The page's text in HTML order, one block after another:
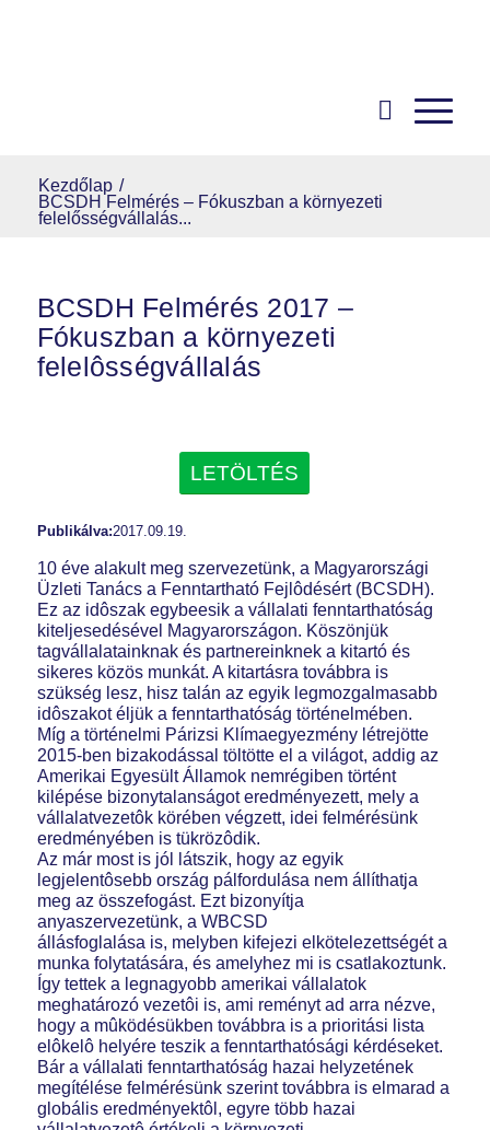
Kezdőlap /
BCSDH Felmérés – Fókuszban a környezeti
felelősségvállalás...
BCSDH Felmérés 2017 –
Fókuszban a környezeti
felelôsségvállalás
LETÖLTÉS
Publikálva:2017.09.19.
10 éve alakult meg szervezetünk, a Magyarországi
Üzleti Tanács a Fenntartható Fejlôdésért (BCSDH).
Ez az idôszak egybeesik a vállalati fenntarthatóság
kiteljesedésével Magyarországon. Köszönjük
tagvállalatainknak és partnereinknek a kitartó és
sikeres közös munkát. A kitartásra továbbra is
szükség lesz, hisz talán az egyik legmozgalmasabb
idôszakot éljük a fenntarthatóság történelmében.
Míg a történelmi Párizsi Klímaegyezmény létrejötte
2015-ben bizakodással töltötte el a világot, addig az
Amerikai Egyesült Államok nemrégiben történt
kilépése bizonytalanságot eredményezett, mely a
vállalatvezetôk körében végzett, idei felmérésünk
eredményében is tükrözôdik.
Az már most is jól látszik, hogy az egyik
legjelentôsebb ország pálfordulása nem állíthatja
meg az összefogást. Ezt bizonyítja
anyaszervezetünk, a WBCSD
állásfoglalása is, melyben kifejezi elkötelezettségét a
munka folytatására, és amelyhez mi is csatlakoztunk.
Így tettek a legnagyobb amerikai vállalatok
meghatározó vezetôi is, ami reményt ad arra nézve,
hogy a mûködésükben továbbra is a prioritási lista
elôkelô helyére teszik a fenntarthatósági kérdéseket.
Bár a vállalati fenntarthatóság hazai helyzetének
megítélése felmérésünk szerint továbbra is elmarad a
globális eredményektôl, egyre több hazai